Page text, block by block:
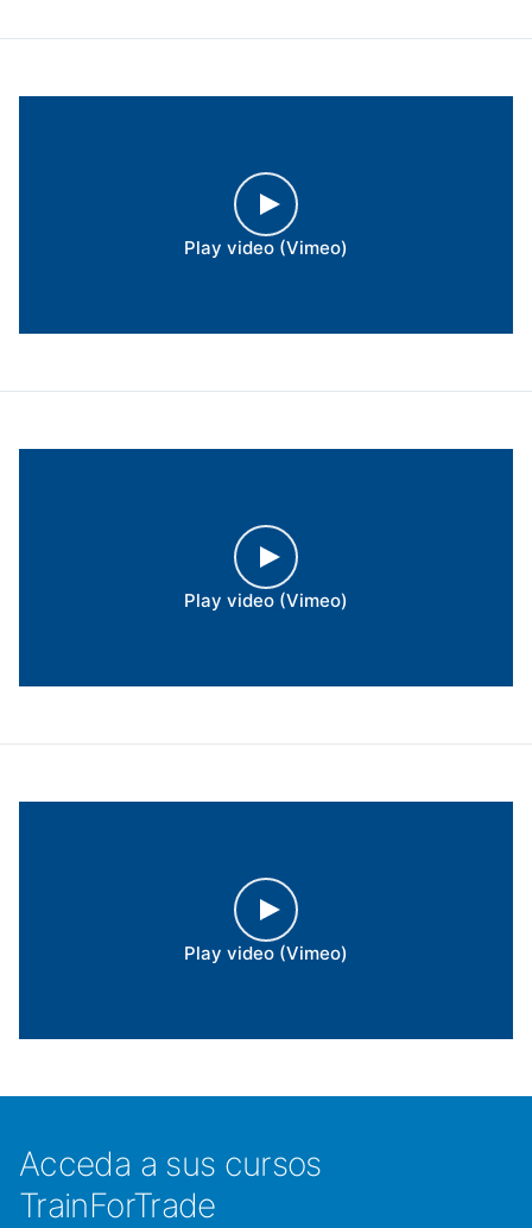
Play video (Vimeo)
Play video (Vimeo)
Play video (Vimeo)
Acceda a sus cursos
TrainForTrade